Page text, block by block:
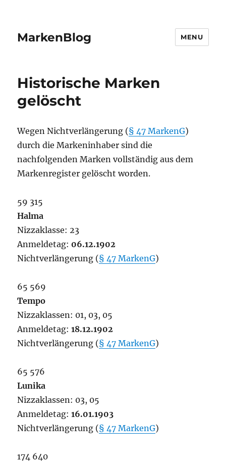
MarkenBlog MENU
Historische Marken
gelöscht
Wegen Nichtverlängerung (§ 47 MarkenG)
durch die Markeninhaber sind die
nachfolgenden Marken vollständig aus dem
Markenregister gelöscht worden.
59 315
Halma
Nizzaklasse: 23
Anmeldetag: 06.12.1902
Nichtverlängerung (§ 47 MarkenG)
65 569
Tempo
Nizzaklassen: 01, 03, 05
Anmeldetag:18.12.1902
Nichtverlängerung (§ 47 MarkenG)
65 576
Lunika
Nizzaklassen: 03, 05
Anmeldetag:16.01.1903
Nichtverlängerung (§ 47 MarkenG)
174 640